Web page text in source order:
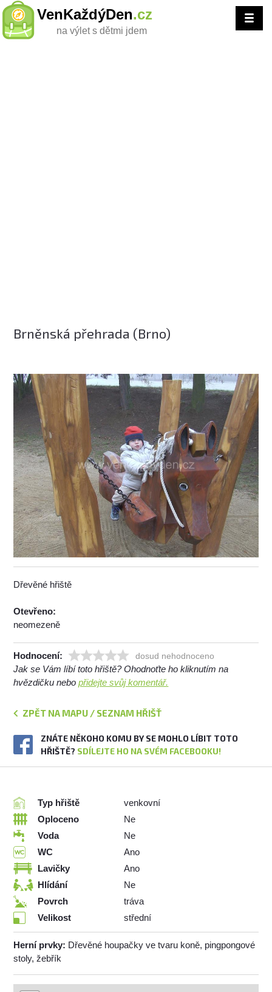
VenKaždýDen.cz
na výlet s dětmi jdem
Brněnská přehrada (Brno)
Dřevěné hřiště
Otevřeno:
neomezeně
Hodnocení: dosud nehodnoceno
Jak se Vám líbí toto hřiště? Ohodnoťte ho kliknutím na
hvězdičku nebopřidejte svůj komentář.
ZPĚT NA MAPU / SEZNAM HŘIŠŤ
ZNÁTE NĚKOHO KOMU BY SE MOHLO LÍBIT TOTO
HŘIŠTĚ? SDÍLEJTE HO NA SVÉM FACEBOOKU!
Typ hřiště
venkovní
Oploceno
Ne
Voda
Ne
WC
Ano
Lavičky
Ano
Hlídání
Ne
Povrch
tráva
Velikost
střední
Herní prvky: Dřevěné houpačky ve tvaru koně, pingpongové
stoly, žebřík